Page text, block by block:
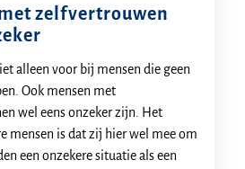
zelfvertrouwen
alleen voor bij mensen die geen
Ook mensen met
wel eens onzeker zijn. Het
mensen is dat zij hier wel mee om
een onzekere situatie als een